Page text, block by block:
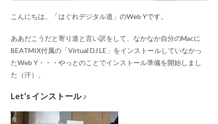
こんにちは。「はぐれデジタル道」のWeb Yです。
ああだこうだと寄り道と言い訳をして、なかなか自分のMacに
BEATMIX付属の「Virtual DJ LE」をインストールしていなかっ
たWeb Y・・・やっとのことでインストール準備を開始しまし
た（汗）。
Let’s インストール ♪